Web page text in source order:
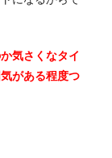
気さくなタイ
がある程度つ